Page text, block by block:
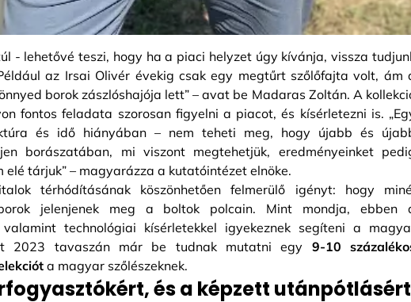
- lehetővé teszi, hogy ha a piaci helyzet úgy kívánja, vissza
az Irsai Olivér évekig csak egy megtűrt szőlőfajta volt, ám
borok zászlóshajója lett” – avat be Madaras Zoltán. A
fontos feladata szorosan figyelni a piacot, és kísérletezni is.
és idő hiányában – nem teheti meg, hogy újabb és
borászatában, mi viszont megtehetjük, eredményeinket
elé tárjuk” – magyarázza a kutatóintézet elnöke.
térhódításának köszönhetően felmerülő igényt: hogy
jelenjenek meg a boltok polcain. Mint mondja, ebben
technológiai kísérletekkel igyekeznek segíteni a
2023 tavaszán már be tudnak mutatni egy 9-10
a magyar szőlészeknek.
és a képzett utánpótlásért